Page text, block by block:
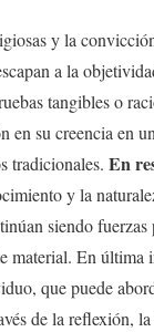
y la
a la
tangibles o
su creencia en
tradicionales. En
y la
siendo
material. En
que puede
de la reflexión,